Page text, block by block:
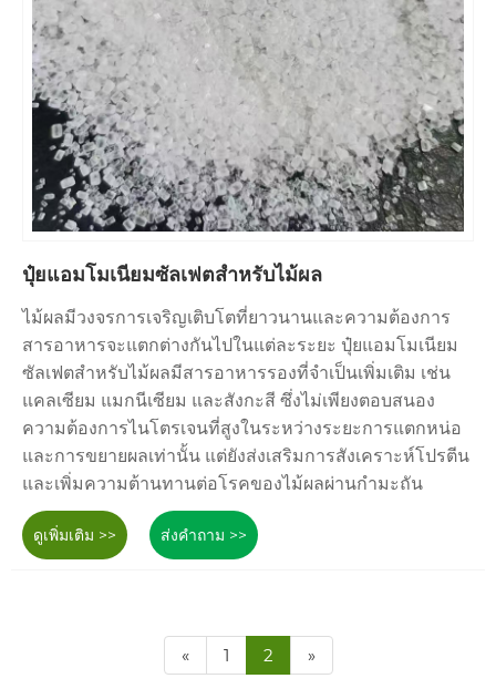
ปุ๋ยแอมโมเนียมซัลเฟตสำหรับไม้ผล
ไม้ผลมีวงจรการเจริญเติบโตที่ยาวนานและความต้องการ
สารอาหารจะแตกต่างกันไปในแต่ละระยะ ปุ๋ยแอมโมเนียม
ซัลเฟตสำหรับไม้ผลมีสารอาหารรองที่จำเป็นเพิ่มเติม เช่น
แคลเซียม แมกนีเซียม และสังกะสี ซึ่งไม่เพียงตอบสนอง
ความต้องการไนโตรเจนที่สูงในระหว่างระยะการแตกหน่อ
และการขยายผลเท่านั้น แต่ยังส่งเสริมการสังเคราะห์โปรตีน
และเพิ่มความต้านทานต่อโรคของไม้ผลผ่านกำมะถัน
ดูเพิ่มเติม >> ส่งคำถาม >>
« 1 2 »